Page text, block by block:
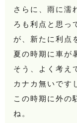
さらに、雨に濡
ろも利点と思っ
が、新たに利
夏の時期に車が
そう、よく考え
カナカ無いです
この時期に外の
ね。